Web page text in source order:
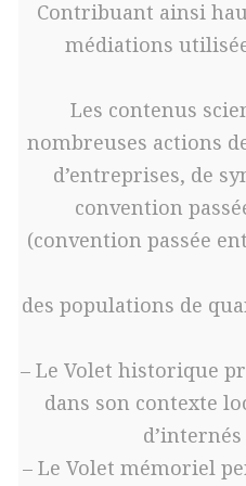
Contribuant ainsi
médiations
Les contenus
nombreuses actions
d’entreprises, de
convention
(convention passée
des populations de
– Le Volet historique
dans son contexte
– Le Volet mémoriel